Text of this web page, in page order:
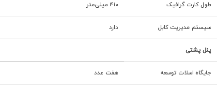
طول کارت گرافیک ۴۱۰ میلی‌متر
سیستم مدیریت کابل دارد
پنل پشتی
جایگاه اسلات توسعه هفت عدد